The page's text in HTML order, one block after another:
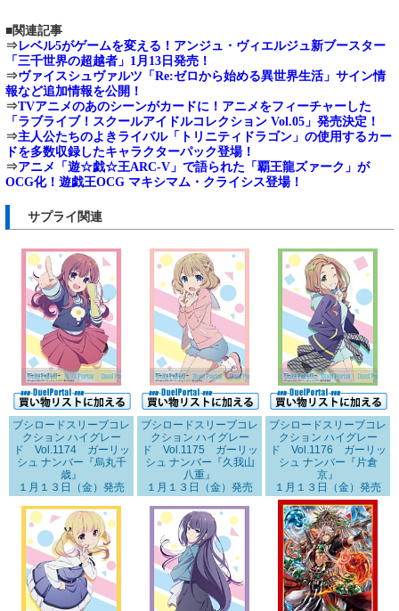
■関連記事
⇒レベル5がゲームを変える！アンジュ・ヴィエルジュ新ブースター
「三千世界の超越者」1月13日発売！
⇒ヴァイスシュヴァルツ「Re:ゼロから始める異世界生活」サイン情
報など追加情報を公開！
⇒TVアニメのあのシーンがカードに！アニメをフィーチャーした
「ラブライブ！スクールアイドルコレクション Vol.05」発売決定！
⇒主人公たちのよきライバル「トリニティドラゴン」の使用するカー
ドを多数収録したキャラクターパック登場！
⇒アニメ「遊☆戯☆王ARC-V」で語られた「覇王龍ズァーク」が
OCG化！遊戯王OCG マキシマム・クライシス登場！
サプライ関連
ブシロードスリーブコレ
クション ハイグレー
ド Vol.1174 ガーリッ
シュ ナンバー『烏丸千
歳』
１月１３日（金）発売
ブシロードスリーブコレ
クション ハイグレー
ド Vol.1175 ガーリッ
シュ ナンバー『久我山
八重』
１月１３日（金）発売
ブシロードスリーブコレ
クション ハイグレー
ド Vol.1176 ガーリッ
シュ ナンバー『片倉
京』
１月１３日（金）発売